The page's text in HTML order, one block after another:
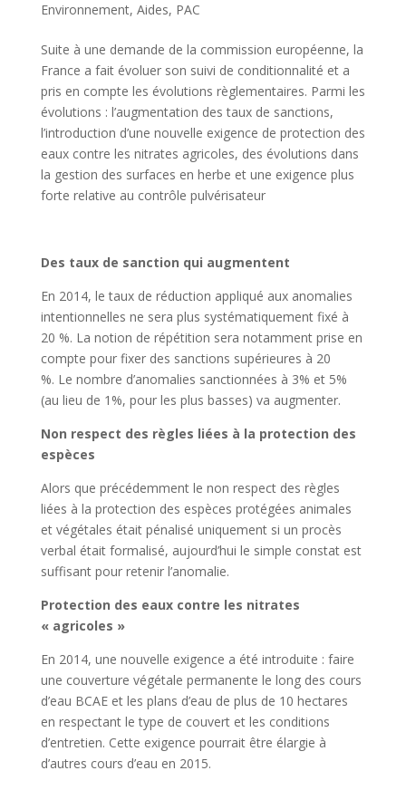
Environnement, Aides, PAC
Suite à une demande de la commission européenne, la
France a fait évoluer son suivi de conditionnalité et a
pris en compte les évolutions règlementaires. Parmi les
évolutions : l’augmentation des taux de sanctions,
l’introduction d’une nouvelle exigence de protection des
eaux contre les nitrates agricoles, des évolutions dans
la gestion des surfaces en herbe et une exigence plus
forte relative au contrôle pulvérisateur
Des taux de sanction qui augmentent
En 2014, le taux de réduction appliqué aux anomalies
intentionnelles ne sera plus systématiquement fixé à
20 %. La notion de répétition sera notamment prise en
compte pour fixer des sanctions supérieures à 20
%. Le nombre d’anomalies sanctionnées à 3% et 5%
(au lieu de 1%, pour les plus basses) va augmenter.
Non respect des règles liées à la protection des
espèces
Alors que précédemment le non respect des règles
liées à la protection des espèces protégées animales
et végétales était pénalisé uniquement si un procès
verbal était formalisé, aujourd’hui le simple constat est
suffisant pour retenir l’anomalie.
Protection des eaux contre les nitrates
« agricoles »
En 2014, une nouvelle exigence a été introduite : faire
une couverture végétale permanente le long des cours
d’eau BCAE et les plans d’eau de plus de 10 hectares
en respectant le type de couvert et les conditions
d’entretien. Cette exigence pourrait être élargie à
d’autres cours d’eau en 2015.